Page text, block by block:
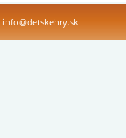
info@detskehry.sk